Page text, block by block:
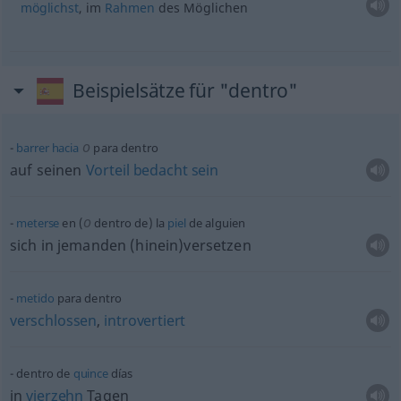
möglichst, im Rahmen des Möglichen
Beispielsätze für "dentro"
barrer hacia o para dentro
auf seinen Vorteil bedacht sein
meterse en (o dentro de) la piel de alguien
sich in jemanden (hinein)versetzen
metido para dentro
verschlossen, introvertiert
dentro de quincedías
invierzehn Tagen